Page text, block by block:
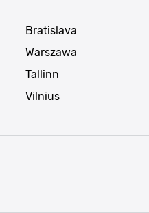
Bratislava
Warszawa
Tallinn
Vilnius